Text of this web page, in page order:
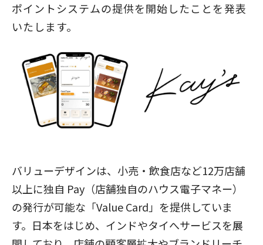
ポイントシステムの提供を開始したことを発表
いたします。
バリューデザインは、小売・飲食店など12万店舗
以上に独自 Pay（店舗独自のハウス電子マネー）
の発行が可能な「Value Card」を提供していま
す。日本をはじめ、インドやタイへサービスを展